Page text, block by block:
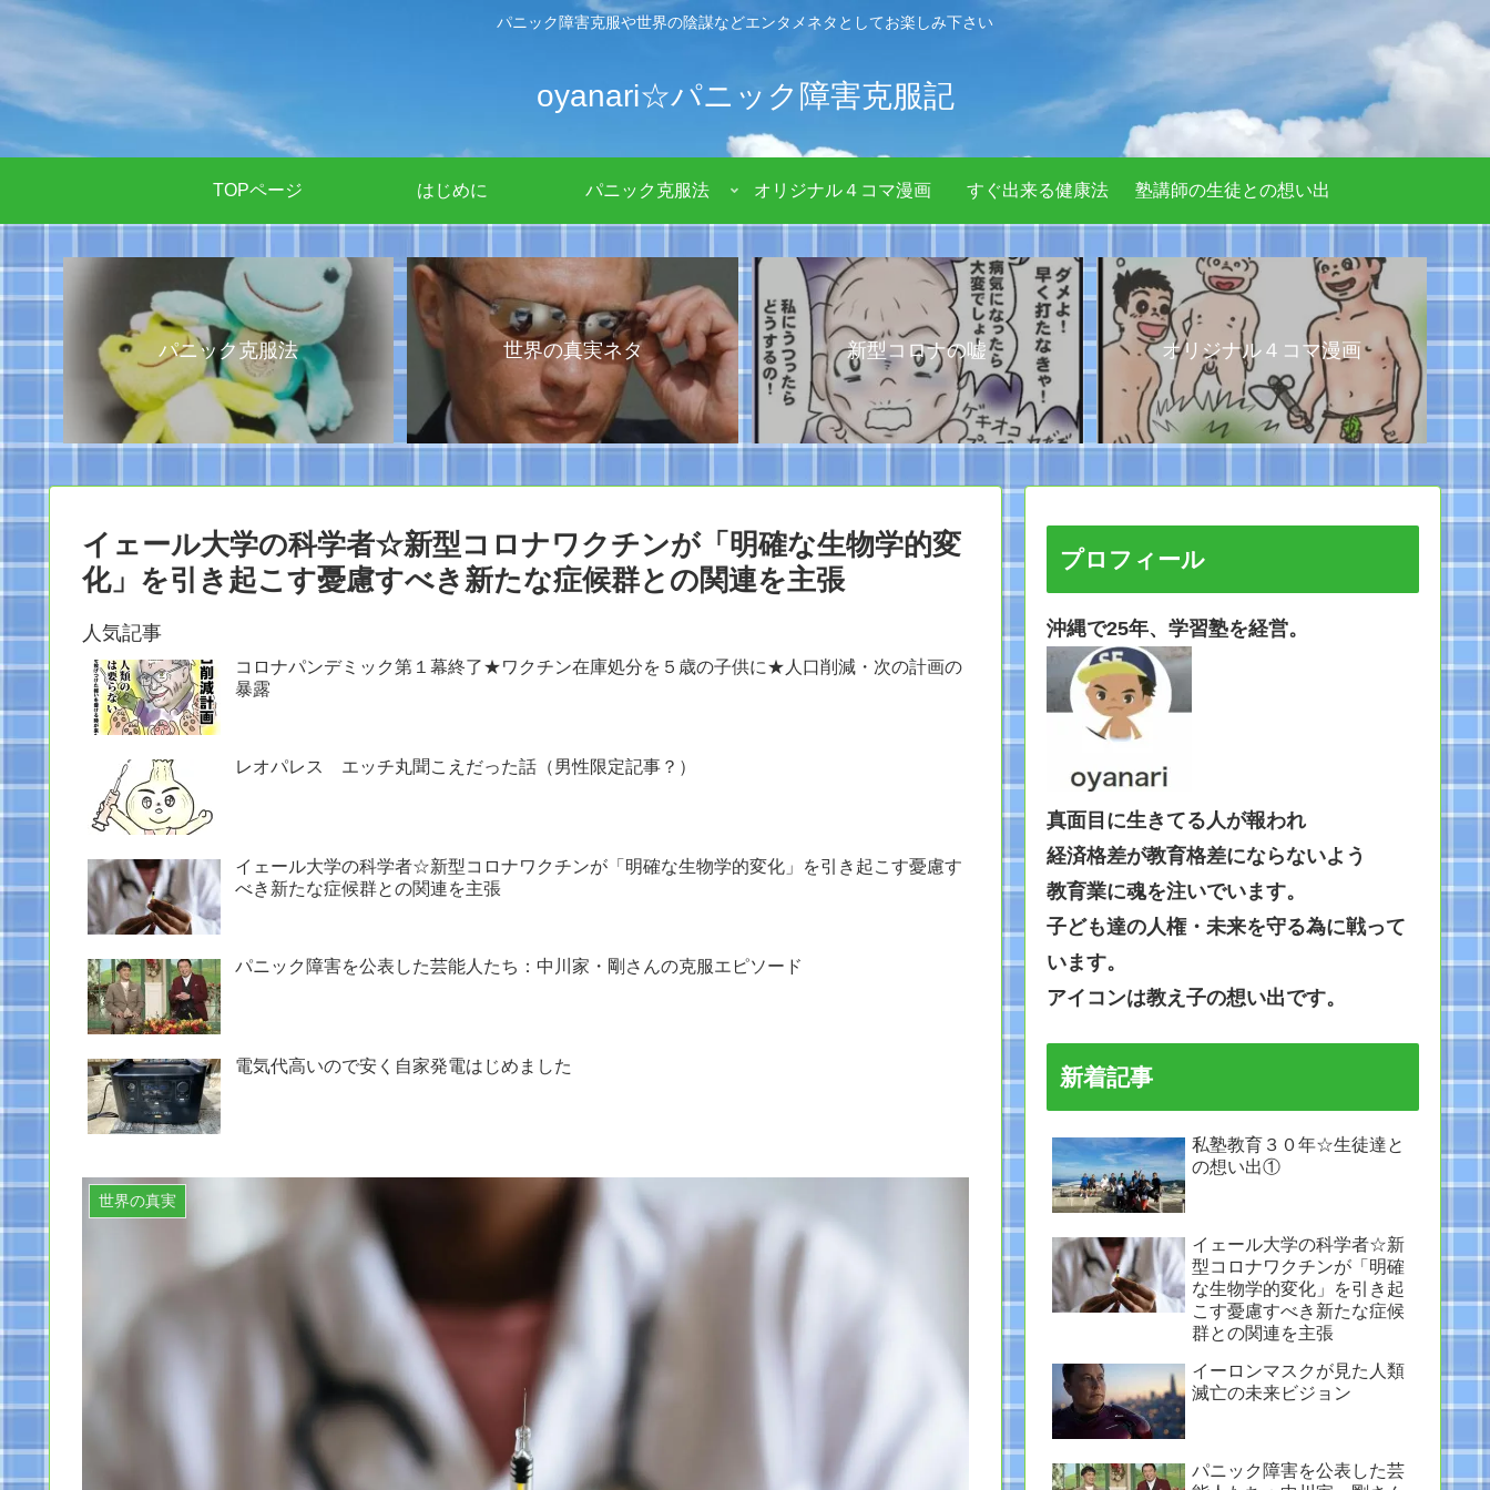
パニック障害克服や世界の陰謀などエンタメネタとしてお楽しみ下さい
oyanari☆パニック障害克服記
TOPページ はじめに パニック克服法 オリジナル４コマ漫画 すぐ出来る健康法 塾講師の生徒との想い出
パニック克服法 世界の真実ネタ 新型コロナの嘘 オリジナル４コマ漫画
イェール大学の科学者☆新型コロナワクチンが「明確な生物学的変
化」を引き起こす憂慮すべき新たな症候群との関連を主張
人気記事
コロナパンデミック第１幕終了★ワクチン在庫処分を５歳の子供に★人口削減・次の計画の
暴露
レオパレス エッチ丸聞こえだった話（男性限定記事？）
イェール大学の科学者☆新型コロナワクチンが「明確な生物学的変化」を引き起こす憂慮す
べき新たな症候群との関連を主張
パニック障害を公表した芸能人たち：中川家・剛さんの克服エピソード
電気代高いので安く自家発電はじめました
世界の真実
プロフィール
沖縄で25年、学習塾を経営。
真面目に生きてる人が報われ
経済格差が教育格差にならないよう
教育業に魂を注いでいます。
子ども達の人権・未来を守る為に戦って
います。
アイコンは教え子の想い出です。
新着記事
私塾教育３０年☆生徒達と
の想い出①
イェール大学の科学者☆新
型コロナワクチンが「明確
な生物学的変化」を引き起
こす憂慮すべき新たな症候
群との関連を主張
イーロンマスクが見た人類
滅亡の未来ビジョン
パニック障害を公表した芸